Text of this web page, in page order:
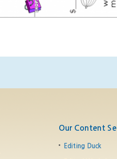
Our Content
Editing Duck